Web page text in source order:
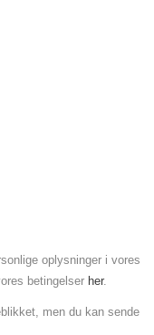
oplysninger i vores
betingelser her.
men du kan sende